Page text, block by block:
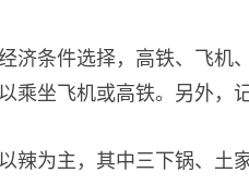
济条件选择，高铁、飞机
乘坐飞机或高铁。另外，
辣为主，其中三下锅、土